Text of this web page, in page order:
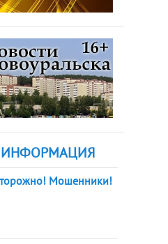
ИНФОРМАЦИЯ
Мошенники!